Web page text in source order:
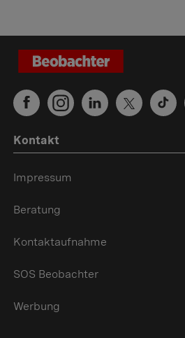
Kontakt
Impressum
Beratung
Kontaktaufnahme
SOS Beobachter
Werbung